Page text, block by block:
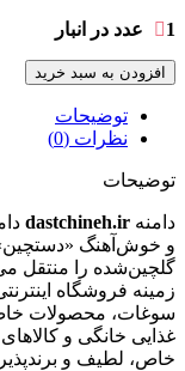
1 عدد در انبار
افزودن به سبد خرید
توضیحات
نظرات (0)
توضیحات
دامنه dastchineh.ir
و خوش‌آهنگ
گلچین‌شده را منتقل
زمینه فروشگاه
سوغات، محصولات
غذایی خانگی و
خاص، لطیف و